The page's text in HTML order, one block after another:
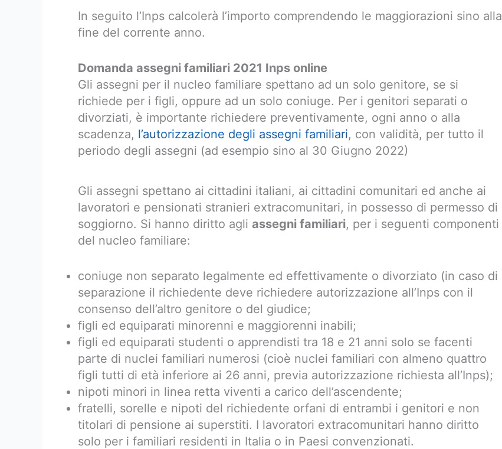
In seguito l’Inps calcolerà l’importo comprendendo le maggiorazioni sino alla
fine del corrente anno.
Domanda assegni familiari 2021 Inps online
Gli assegni per il nucleo familiare spettano ad un solo genitore, se si
richiede per i figli, oppure ad un solo coniuge. Per i genitori separati o
divorziati, è importante richiedere preventivamente, ogni anno o alla
scadenza, l’autorizzazione degli assegni familiari, con validità, per tutto il
periodo degli assegni (ad esempio sino al 30 Giugno 2022)
Gli assegni spettano ai cittadini italiani, ai cittadini comunitari ed anche ai
lavoratori e pensionati stranieri extracomunitari, in possesso di permesso di
soggiorno. Si hanno diritto agli assegni familiari, per i seguenti componenti
del nucleo familiare:
coniuge non separato legalmente ed effettivamente o divorziato (in caso di
separazione il richiedente deve richiedere autorizzazione all’Inps con il
consenso dell’altro genitore o del giudice;
figli ed equiparati minorenni e maggiorenni inabili;
figli ed equiparati studenti o apprendisti tra 18 e 21 anni solo se facenti
parte di nuclei familiari numerosi (cioè nuclei familiari con almeno quattro
figli tutti di età inferiore ai 26 anni, previa autorizzazione richiesta all’Inps);
nipoti minori in linea retta viventi a carico dell’ascendente;
fratelli, sorelle e nipoti del richiedente orfani di entrambi i genitori e non
titolari di pensione ai superstiti. I lavoratori extracomunitari hanno diritto
solo per i familiari residenti in Italia o in Paesi convenzionati.